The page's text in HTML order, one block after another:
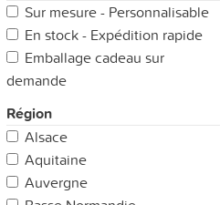
Sur mesure - Personnalisable
En stock - Expédition rapide
Emballage cadeau sur
demande
Région
Alsace
Aquitaine
Auvergne